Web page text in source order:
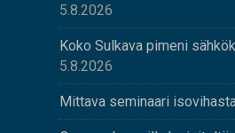
5.8.2026
Koko Sulkava pimeni
5.8.2026
Mittava seminaari